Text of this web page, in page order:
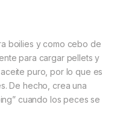
boilies y como cebo de
para cargar pellets y
puro, por lo que es
De hecho, crea una
cuando los peces se